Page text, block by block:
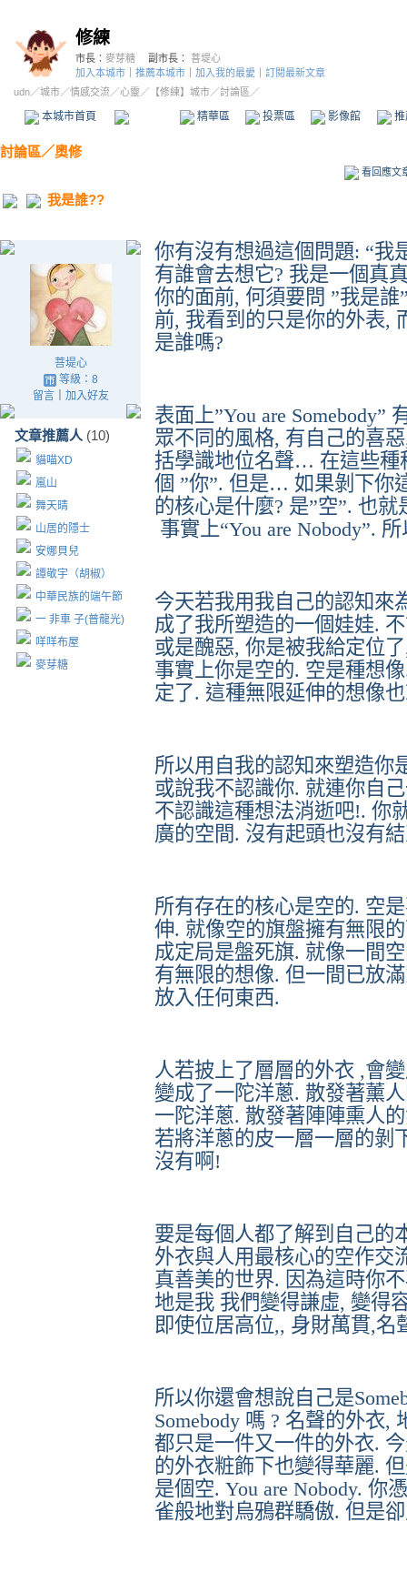
修練
市長： 麥芽糖 副市長： 菩堤心
加入本城市
推薦本城市 加入我的最愛
訂閱最新文章
udn／城市／情感交流／心靈 ／ 【修練】城市／討論區／
本城市首頁 精華區 投票區 影像館
討論區／奧修
看回應文
我是誰??
菩堤心
等級：8
留言｜ 加入好友
文章推薦人 (10)
貓喵XD
嵐山
舞天晴
山居的隱士
安娜貝兒
譚敬宇（胡椒）
中華民族的端午節
一 非車 子(普龍光)
咩咩布屋
麥芽糖
你有沒有想過這個問題: “我
有誰會去想它? 我是一個真
你的面前, 何須要問 ”我是誰
前, 我看到的只是你的外表,
是誰嗎?
表面上”You are Somebody”
眾不同的風格, 有自己的喜惡
括學識地位名聲… 在這些種
個 ”你”. 但是… 如果剝下你
的核心是什麼? 是”空”. 也就
事實上“You are Nobody”. 所
今天若我用我自己的認知來
成了我所塑造的一個娃娃.
或是醜惡, 你是被我給定位了
事實上你是空的. 空是種想像
定了. 這種無限延伸的想像
所以用自我的認知來塑造你
或說我不認識你. 就連你自
不認識這種想法消逝吧!. 你
廣的空間. 沒有起頭也沒有
所有存在的核心是空的. 空
伸. 就像空的旗盤擁有無限
成定局是盤死旗. 就像一間
有無限的想像. 但一間已放
放入任何東西.
人若披上了層層的外衣 ,會
變成了一陀洋蔥. 散發著薰
一陀洋蔥. 散發著陣陣熏人
若將洋蔥的皮一層一層的剝
沒有啊 !
要是每個人都了解到自己的
外衣與人用最核心的空作交
真善美的世界. 因為這時你
地是我 我們變得謙虛, 變得
即使位居高位,, 身財萬貫,名
所以你還會想說自己是
Somebody 嗎 ? 名聲的外衣,
都只是一件又一件的外衣.
的外衣粧飾下也變得華麗.
是個空. You are Nobody. 你
雀般地對烏鴉群驕傲. 但是